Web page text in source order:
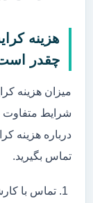
هزینه
چقدر
میزان هزینه
شرایط متفاوت
درباره هزینه
تماس بگیرید.
تماس با